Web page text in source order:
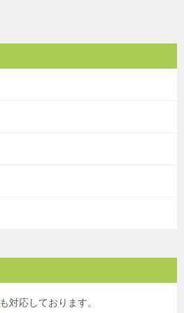
も対応しております。